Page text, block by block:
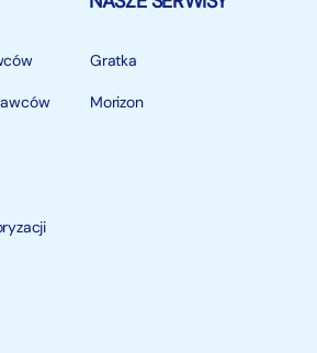
Gratka
Morizon